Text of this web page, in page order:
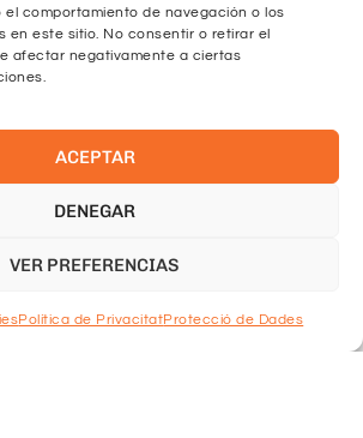
comportamiento de navegación o los
en este sitio. No consentir o retirar el
afectar negativamente a ciertas
ACEPTAR
DENEGAR
VER PREFERENCIAS
Política de PrivacitatProtecció de Dades